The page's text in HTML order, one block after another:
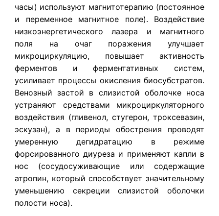
часы) используют магнитотерапию (постоянное
и переменное магнитное поле). Воздействие
низкоэнергетического лазера и магнитного
поля на очаг поражения улучшает
микроциркуляцию, повышает активность
ферментов и ферментативных систем,
усиливает процессы окисления биосубстратов.
Венозный застой в слизистой оболочке носа
устраняют средствами микроциркуляторного
воздействия (гливенол, стугерон, троксевазин,
эскузан), а в периоды обострения проводят
умеренную дегидратацию в режиме
форсированного диуреза и применяют капли в
нос (сосудосуживающие или содержащие
атропин, который способствует значительному
уменьшению секреции слизистой оболочки
полости носа).